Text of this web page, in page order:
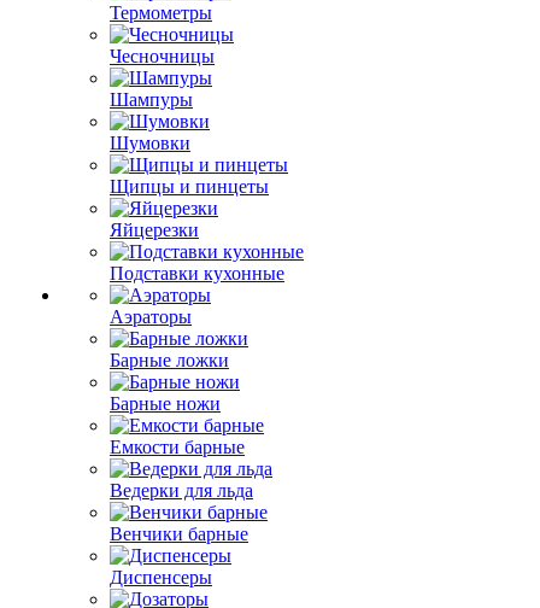
Термометры
Чесночницы
Шампуры
Шумовки
Щипцы и пинцеты
Яйцерезки
Подставки кухонные
Аэраторы
Барные ложки
Барные ножи
Емкости барные
Ведерки для льда
Венчики барные
Диспенсеры